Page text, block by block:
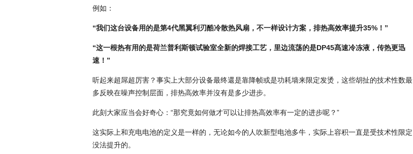
例如：
“我们这台设备用的是第4代黑翼利刃酷冷散热风扇，不一样设计方案，排热高效率提升35%！”
“这一根热有用的是荷兰普利斯顿试验室全新的焊接工艺，里边流荡的是DP45髙速冷冻液，传热更迅
速！”
听起来超屌超厉害？事实上大部分设备最终還是靠降帧或是功耗墙来限定发烫，这些胡扯的技术性数最
多反映在噪声控制层面，排热高效率并沒有是多少进步。
此刻大家应当会好奇心：“那究竟如何做才可以让排热高效率有一定的进步呢？”
这实际上和充电电池的定义是一样的，无论如今的人吹新型电池多牛，实际上容积一直是受技术性限定
没法提升的。